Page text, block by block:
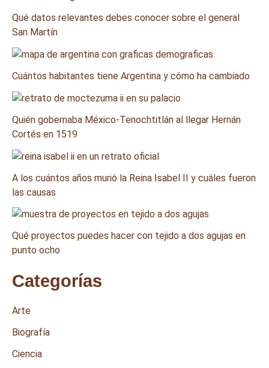
Qué datos relevantes debes conocer sobre el general
San Martín
Cuántos habitantes tiene Argentina y cómo ha cambiado
Quién gobernaba México-Tenochtitlán al llegar Hernán
Cortés en 1519
A los cuántos años murió la Reina Isabel II y cuáles fueron
las causas
Qué proyectos puedes hacer con tejido a dos agujas en
punto ocho
Categorías
Arte
Biografía
Ciencia